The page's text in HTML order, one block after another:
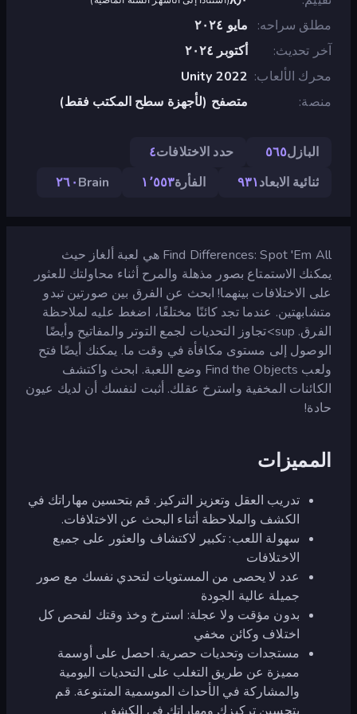
مطلق سراحه
مايو ٢٠٢٤
آخر تحديث
أكتوبر ٢٠٢٤
محرك الألعاب Unity 2022
منصة
متصفح (لأجهزة سطح المكتب فقط)
البازل٥٦٥ حدد الاختلافات٤
ثنائية الابعاد٩٣١ الفأرة١٬٥٥٣ Brain٢٦٠
Find Differences: Spot 'Em All هي لعبة ألغاز حيث
يمكنك الاستمتاع بصور مذهلة والمرح أثناء محاولتك للعثور
على الاختلافات بينهما! ابحث عن الفرق بين صورتين تبدو
متشابهتين. عندما تجد كائنًا مختلفًا، اضغط عليه لملاحظة
الفرق. sup>تجاوز التحديات لجمع التوتر والمفاتيح وأيضًا
الوصول إلى مستوى مكافأة في وقت ما. يمكنك أيضًا فتح
ولعب Find the Objects وضع اللعبة. ابحث واكتشف
الكائنات المخفية واسترخ عقلك. أثبت لنفسك أن لديك عيون
حادة!
المميزات
تدريب العقل وتعزيز التركيز. قم بتحسين مهاراتك في
الكشف والملاحظة أثناء البحث عن الاختلافات.
سهولة اللعب: تكبير لاكتشاف والعثور على جميع
الاختلافات
عدد لا يحصى من المستويات لتحدي نفسك مع صور
جميلة عالية الجودة
بدون مؤقت ولا عجلة: استرخ وخذ وقتك لفحص كل
اختلاف وكائن مخفي
مستجدات وتحديات حصرية. احصل على أوسمة
مميزة عن طريق التغلب على التحديات اليومية
والمشاركة في الأحداث الموسمية المتنوعة. قم
بتحسين تركيزك ومهاراتك في الكشف.